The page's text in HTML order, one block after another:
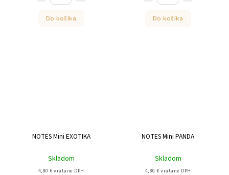
Do košíka Do košíka
NOTES Mini EXOTIKA
Skladom
4,80 € vrátane DPH
NOTES Mini PANDA
Skladom
4,80 € vrátane DPH